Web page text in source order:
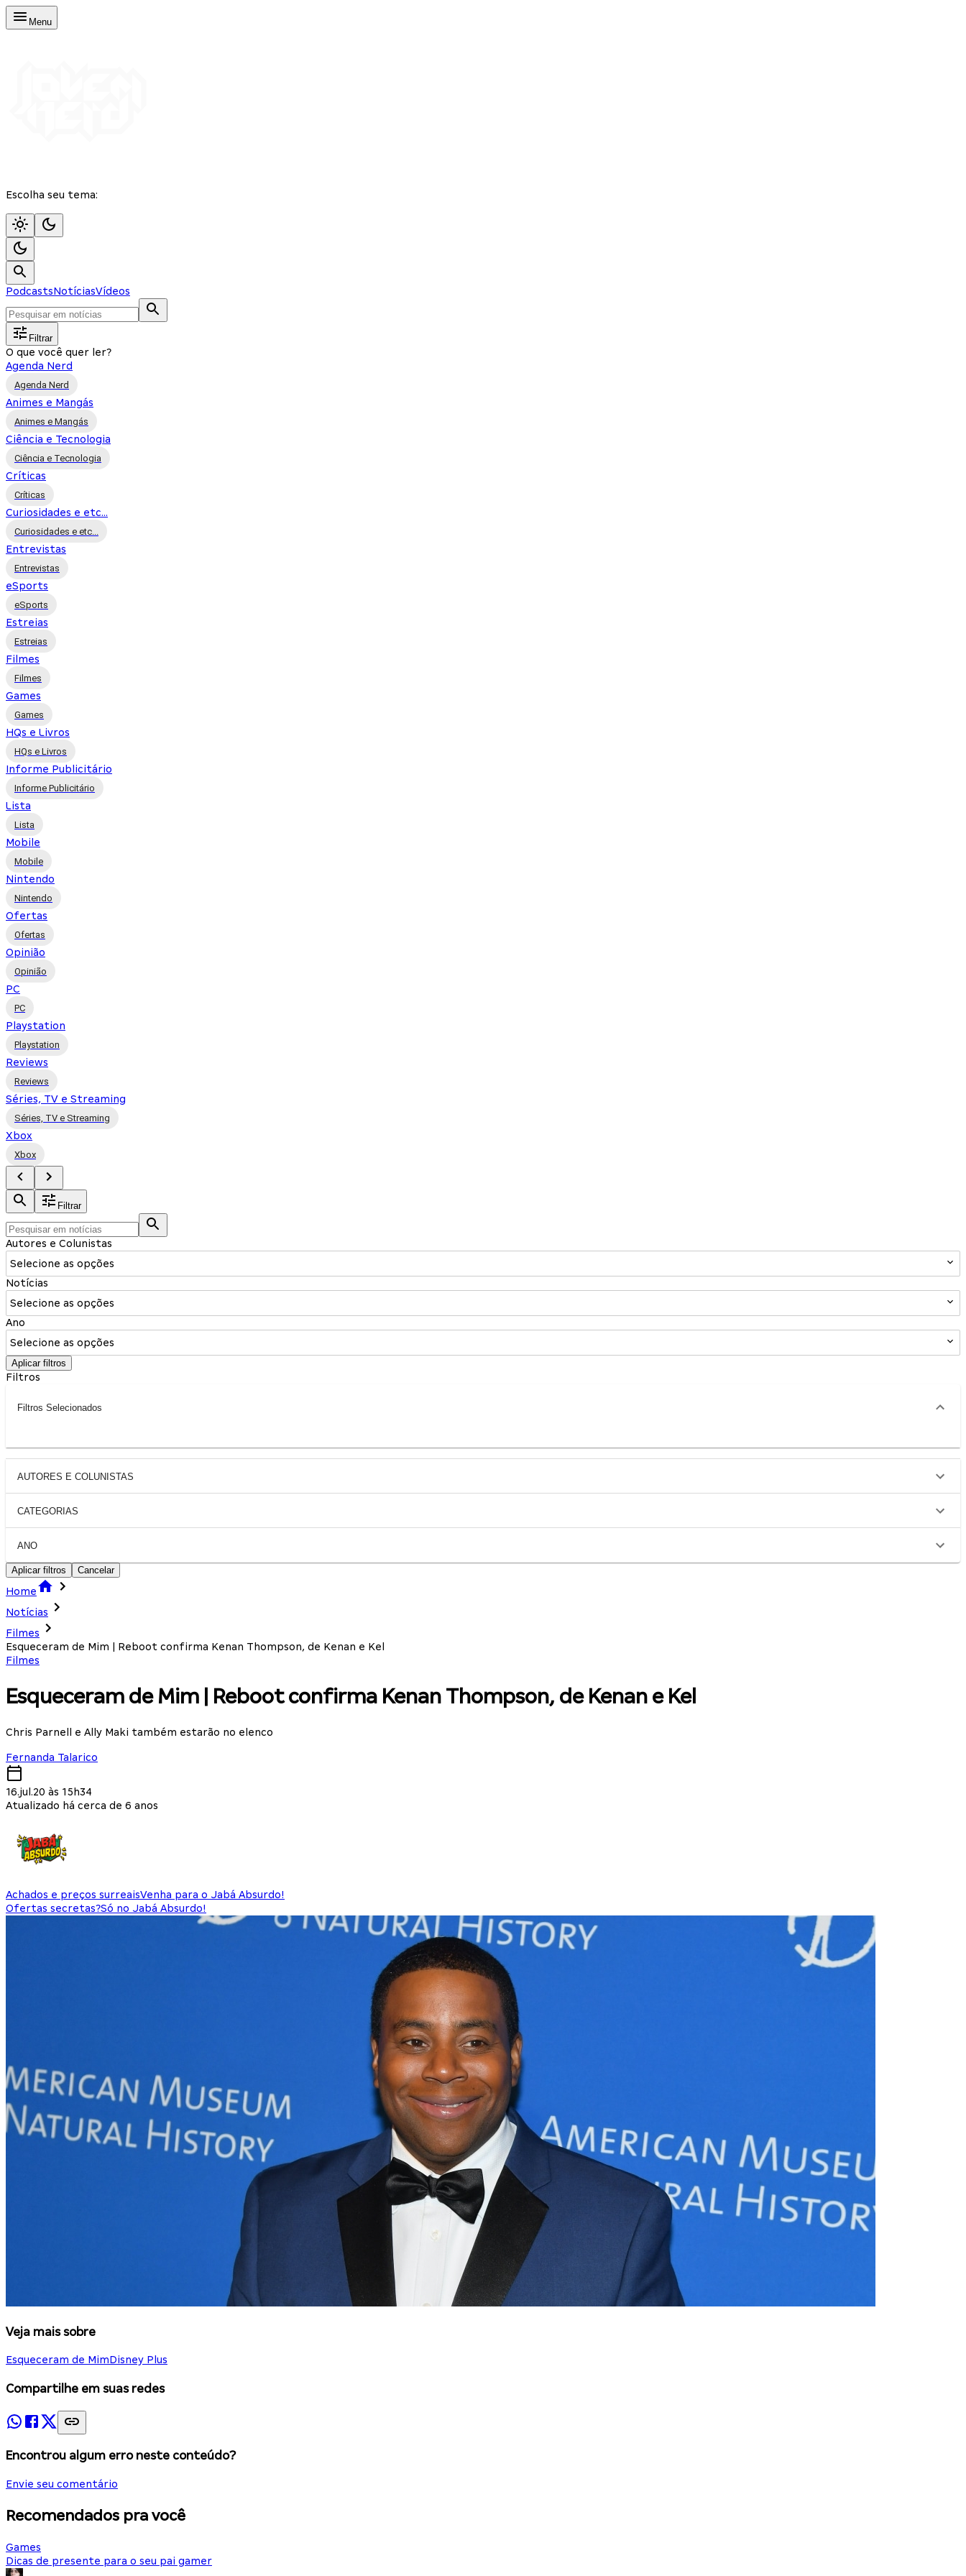
Menu
Escolha seu tema:
PodcastsNotíciasVídeos
Filtrar
O que você quer ler?
Agenda Nerd
Agenda Nerd
Animes e Mangás
Animes e Mangás
Ciência e Tecnologia
Ciência e Tecnologia
Críticas
Críticas
Curiosidades e etc...
Curiosidades e etc...
Entrevistas
Entrevistas
eSports
eSports
Estreias
Estreias
Filmes
Filmes
Games
Games
HQs e Livros
HQs e Livros
Informe Publicitário
Informe Publicitário
Lista
Lista
Mobile
Mobile
Nintendo
Nintendo
Ofertas
Ofertas
Opinião
Opinião
PC
PC
Playstation
Playstation
Reviews
Reviews
Séries, TV e Streaming
Séries, TV e Streaming
Xbox
Xbox
Filtrar
Autores e Colunistas
Selecione as opções
Notícias
Selecione as opções
Ano
Selecione as opções
Aplicar filtros
Filtros
Filtros Selecionados
AUTORES E COLUNISTAS
CATEGORIAS
ANO
Aplicar filtros Cancelar
Home
Notícias
Filmes
Esqueceram de Mim | Reboot confirma Kenan Thompson, de Kenan e Kel
Filmes
Esqueceram de Mim | Reboot confirma Kenan Thompson, de Kenan e Kel
Chris Parnell e Ally Maki também estarão no elenco
Fernanda Talarico
16.jul.20 às 15h34
Atualizado há cerca de 6 anos
Achados e preços surreaisVenha para o Jabá Absurdo!
Ofertas secretas?Só no Jabá Absurdo!
Veja mais sobre
Esqueceram de MimDisney Plus
Compartilhe em suas redes
Encontrou algum erro neste conteúdo?
Envie seu comentário
Recomendados pra você
Games
Dicas de presente para o seu pai gamer